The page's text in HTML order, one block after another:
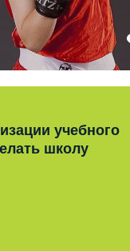
учебного
школу